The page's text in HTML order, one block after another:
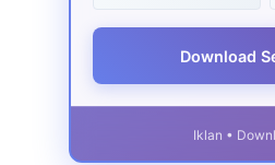
Download
Iklan •